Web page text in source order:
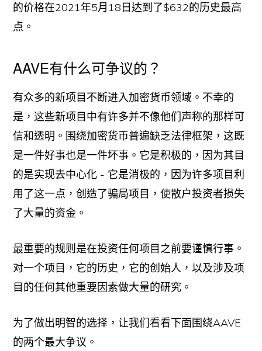
的价格在2021年5月18日达到了$632的历史最高
点。
AAVE有什么可争议的？
有众多的新项目不断进入加密货币领域。不幸的
是，这些新项目中有许多并不像他们声称的那样可
信和透明。围绕加密货币普遍缺乏法律框架，这既
是一件好事也是一件坏事。它是积极的，因为其目
的是实现去中心化 - 它是消极的，因为许多项目利
用了这一点，创造了骗局项目，使散户投资者损失
了大量的资金。
最重要的规则是在投资任何项目之前要谨慎行事。
对一个项目，它的历史，它的创始人，以及涉及项
目的任何其他重要因素做大量的研究。
为了做出明智的选择，让我们看看下面围绕AAVE
的两个最大争议。